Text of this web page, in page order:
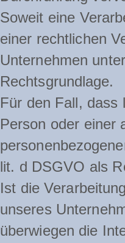
Soweit eine
einer rechtlichen
Unternehmen
Rechtsgrundlage.
Für den Fall, dass
Person oder einer
lit. d DSGVO als
Ist die
unseres
überwiegen die